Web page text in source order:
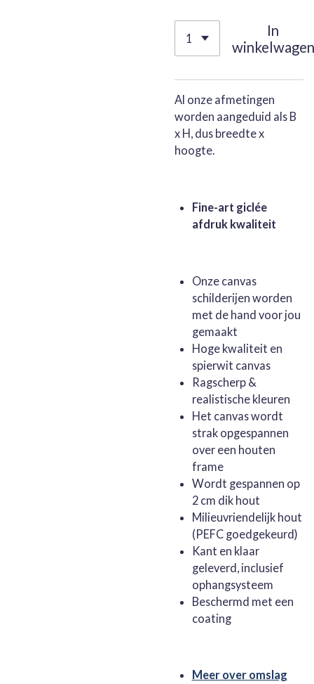
In
winkelwagen
Al onze afmetingen
worden aangeduid als B
x H, dus breedte x
hoogte.
Fine-art giclée
afdruk kwaliteit
Onze canvas
schilderijen worden
met de hand voor jou
gemaakt
Hoge kwaliteit en
spierwit canvas
Ragscherp &
realistische kleuren
Het canvas wordt
strak opgespannen
over een houten
frame
Wordt gespannen op
2 cm dik hout
Milieuvriendelijk hout
(PEFC goedgekeurd)
Kant en klaar
geleverd, inclusief
ophangsysteem
Beschermd met een
coating
Meer over omslag